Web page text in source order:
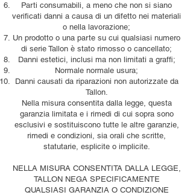
Parti consumabili, a meno che non si siano
verificati danni a causa di un difetto nei materiali
o nella lavorazione;
Un prodotto o una parte su cui qualsiasi numero
di serie Tallon è stato rimosso o cancellato;
Danni estetici, inclusi ma non limitati a graffi;
Normale normale usura;
Danni causati da riparazioni non autorizzate da
Tallon.
Nella misura consentita dalla legge, questa
garanzia limitata e i rimedi di cui sopra sono
esclusivi e sostituiscono tutte le altre garanzie,
rimedi e condizioni, sia orali che scritte,
statutarie, esplicite o implicite.
NELLA MISURA CONSENTITA DALLA LEGGE,
TALLON NEGA SPECIFICAMENTE
QUALSIASI GARANZIA O CONDIZIONE